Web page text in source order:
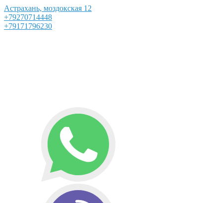
Астрахань, моздокская 12
+79270714448
+79171796230